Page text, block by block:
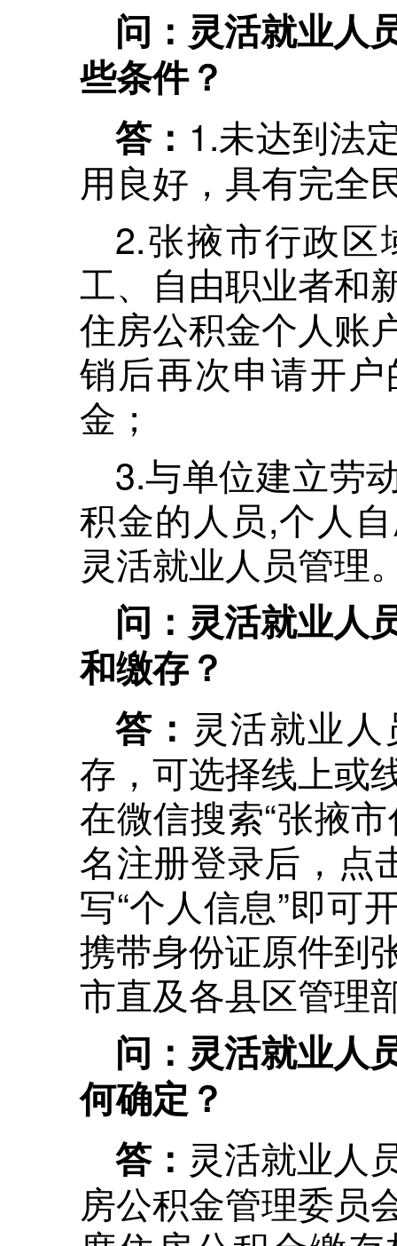
问：灵活就业人
些条件？
答： 1.未达到法
用良好，具有完全
2.张掖市行政区
工、自由职业者和
住房公积金个人账
销后再次申请开
金；
3.与单位建立劳
积金的人员,个人
灵活就业人员管理
问：灵活就业人
和缴存？
答： 灵活就业
存，可选择线上或
在微信搜索“张掖
名注册登录后，点
写“个人信息”即可
携带身份证原件到
市直及各县区管理
问：灵活就业人
何确定？
答： 灵活就业人
房公积金管理委员